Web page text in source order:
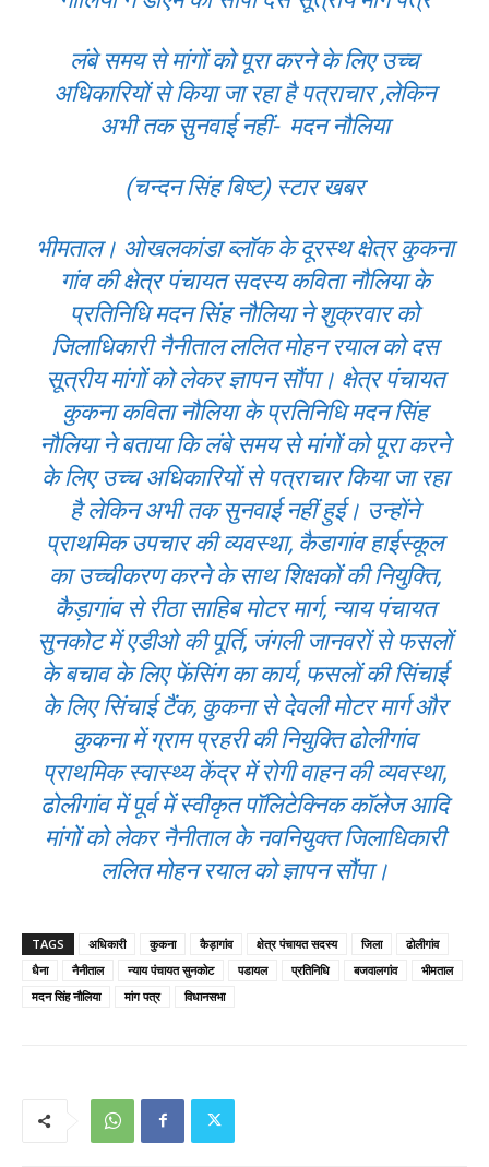
लंबे समय से मांगों को पूरा करने के लिए उच्च
अधिकारियों से किया जा रहा‌ है पत्राचार ,लेकिन
अभी तक सुनवाई नहीं- मदन नौलिया
(चन्दन सिंह बिष्ट) स्टार खबर
भीमताल। ओखलकांडा ब्लॉक के दूरस्थ क्षेत्र कुकना
गांव की क्षेत्र पंचायत सदस्य कविता नौलिया के
प्रतिनिधि मदन सिंह नौलिया ने शुक्रवार को
जिलाधिकारी नैनीताल ललित मोहन रयाल को दस
सूत्रीय मांगों को लेकर ज्ञापन सौंपा। क्षेत्र पंचायत
कुकना कविता नौलिया के प्रतिनिधि मदन सिंह
नौलिया ने बताया कि लंबे समय से मांगों को पूरा करने
के लिए उच्च अधिकारियों से पत्राचार किया जा रहा
है लेकिन अभी तक सुनवाई नहीं हुई। उन्होंने
प्राथमिक उपचार की व्यवस्था, कैडागांव हाईस्कूल
का उच्चीकरण करने के साथ शिक्षकों की नियुक्ति,
कैड़ागांव से रीठा साहिब मोटर मार्ग, न्याय पंचायत
सुनकोट में एडीओ की पूर्ति, जंगली जानवरों से फसलों
के बचाव के लिए फेंसिंग का कार्य, फसलों की सिंचाई
के लिए सिंचाई टैंक, कुकना से देवली मोटर मार्ग और
कुकना में ग्राम प्रहरी की नियुक्ति ढोलीगांव
प्राथमिक स्वास्थ्य केंद्र में रोगी वाहन की व्यवस्था,
ढोलीगांव में पूर्व में स्वीकृत पॉलिटेक्निक कॉलेज आदि
मांगों को लेकर नैनीताल के नवनियुक्त जिलाधिकारी
ललित मोहन रयाल को ज्ञापन सौंपा।
TAGS अधिकारी कुकना कैड़ागांव क्षेत्र पंचायत सदस्य जिला
ढोलीगांव
धैना
नैनीताल न्याय पंचायत सुनकोट पडायल प्रतिनिधि बजवालगांव
भीमताल
मदन सिंह नौलिया
मांग पत्र विधानसभा